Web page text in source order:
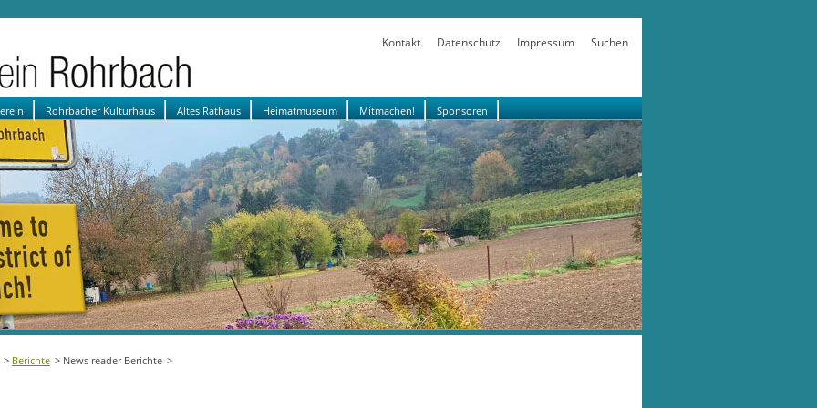
Kontakt Datenschutz Impressum Suchen
Rohrbacher Kulturhaus Altes Rathaus Heimatmuseum Mitmachen! Sponsoren
Berichte News reader Berichte